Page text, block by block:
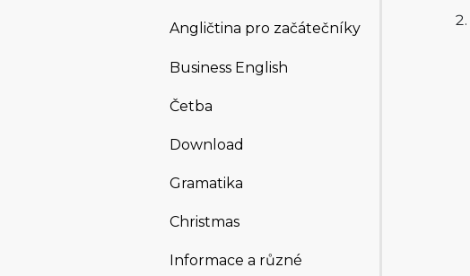
Angličtina pro začátečníky
Business English
Četba
Download
Gramatika
Christmas
Informace a různé